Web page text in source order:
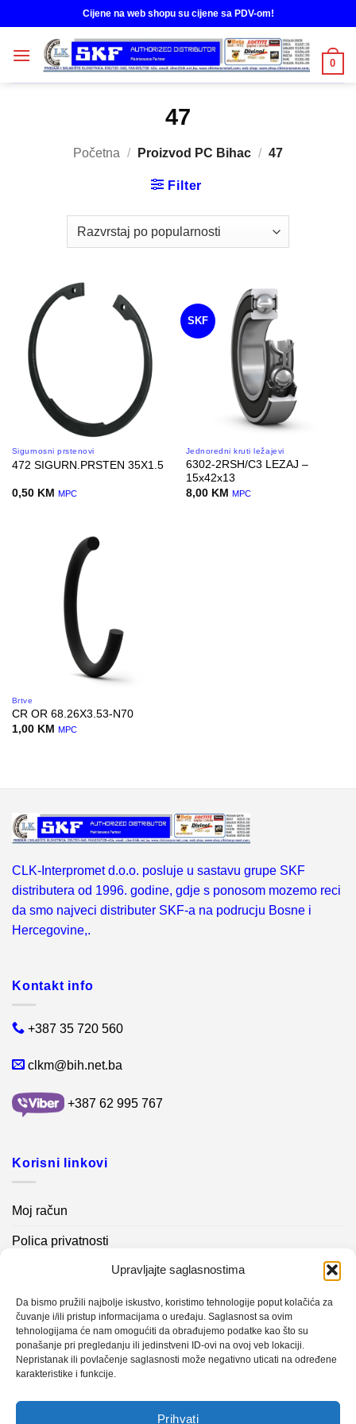
Upravljajte saglasnostima
Da bismo pružili najbolje iskustvo, koristimo tehnologije poput kolačića za
čuvanje i/ili pristup informacijama o uređaju. Saglasnost sa ovim
tehnologijama će nam omogućiti da obrađujemo podatke kao što su
ponašanje pri pregledanju ili jedinstveni ID-ovi na ovoj veb lokaciji.
Nepristanak ili povlačenje saglasnosti može negativno uticati na određene
karakteristike i funkcije.
Prihvati
to
content
Cijene na web shopu su cijene sa PDV-om!
0
47
Početna / Proizvod PC Bihac / 47
Filter
Sigurnosni prstenovi
472 SIGURN.PRSTEN 35X1.5
0,50 KM MPC
SKF
Jednoredni kruti ležajevi
6302-2RSH/C3 LEZAJ –
15x42x13
8,00 KM MPC
Brtve
CR OR 68.26X3.53-N70
1,00 KM MPC
CLK-Interpromet d.o.o. posluje u sastavu grupe SKF
distributera od 1996. godine, gdje s ponosom mozemo reci
da smo najveci distributer SKF-a na podrucju Bosne i
Hercegovine,.
Kontakt info
+387 35 720 560
clkm@bih.net.ba
+387 62 995 767
Korisni linkovi
Moj račun
Polica privatnosti
Kontakt info
Novosti